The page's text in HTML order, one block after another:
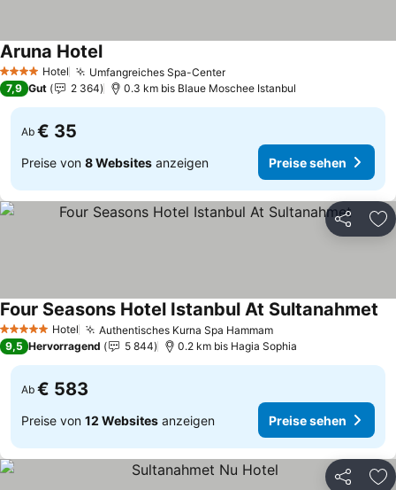
4 Sterne Hotel Umfangreiches Spa-CenterPreise sehen
Aruna HotelPreise sehen
7,9 Gut 2 364 0.3 km bis Blaue Moschee Istanbul
Ab € 35
Preise von 8 Websites anzeigen Preise sehen
Teilen
5 Sterne Hotel Authentisches Kurna Spa HammamPreise sehen
Four Seasons Hotel Istanbul At Sultanahmet
9,5 Hervorragend 5 844 0.2 km bis Hagia Sophia
Ab € 583
Preise von 12 Websites anzeigen Preise sehen
Teilen